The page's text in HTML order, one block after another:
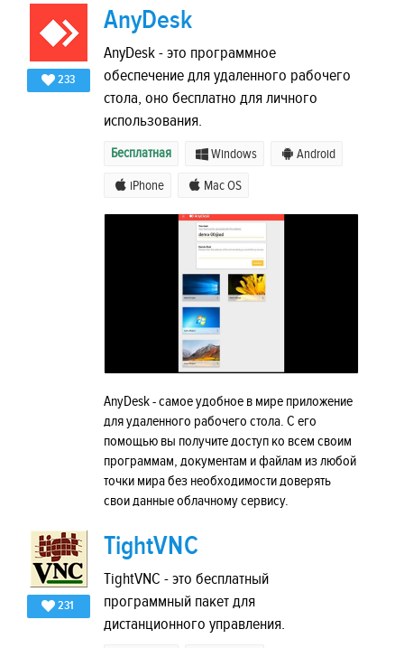
233
AnyDesk
AnyDesk - это программное
обеспечение для удаленного рабочего
стола, оно бесплатно для личного
использования.
Бесплатная Windows Android
iPhone Mac OS
AnyDesk - самое удобное в мире приложение
для удаленного рабочего стола. С его
помощью вы получите доступ ко всем своим
программам, документам и файлам из любой
точки мира без необходимости доверять
свои данные облачному сервису.
231
TightVNC
TightVNC - это бесплатный
программный пакет для
дистанционного управления.